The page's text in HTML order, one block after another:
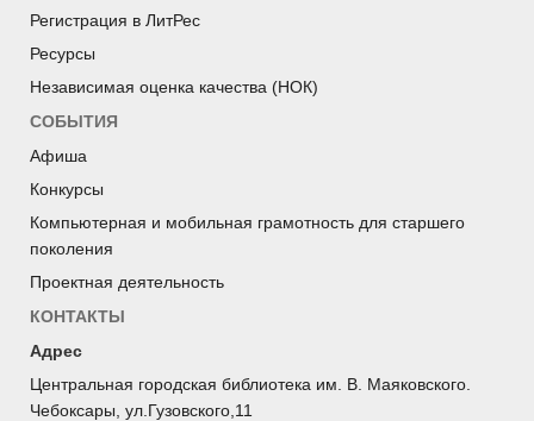
Регистрация в ЛитРес
Ресурсы
Независимая оценка качества (НОК)
СОБЫТИЯ
Афиша
Конкурсы
Компьютерная и мобильная грамотность для старшего
поколения
Проектная деятельность
КОНТАКТЫ
Адрес
Центральная городская библиотека им. В. Маяковского.
Чебоксары, ул.Гузовского,11